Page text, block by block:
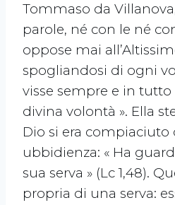
Tommaso da
parole, né con le né
oppose mai
spogliandosi di ogni
visse sempre e in
divina volontà ». Ella
Dio si era compiaciuto
ubbidienza: « Ha
sua serva » (Lc 1,48).
propria di una serva: